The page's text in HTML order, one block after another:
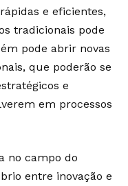
e eficientes,
tradicionais pode
pode abrir novas
que poderão se
e
em processos
no campo do
entre inovação e